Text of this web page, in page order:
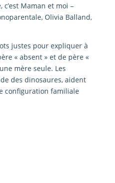
c’est Maman et moi –
Olivia Balland,
justes pour expliquer à
« absent » et de père «
mère seule. Les
des dinosaures, aident
configuration familiale